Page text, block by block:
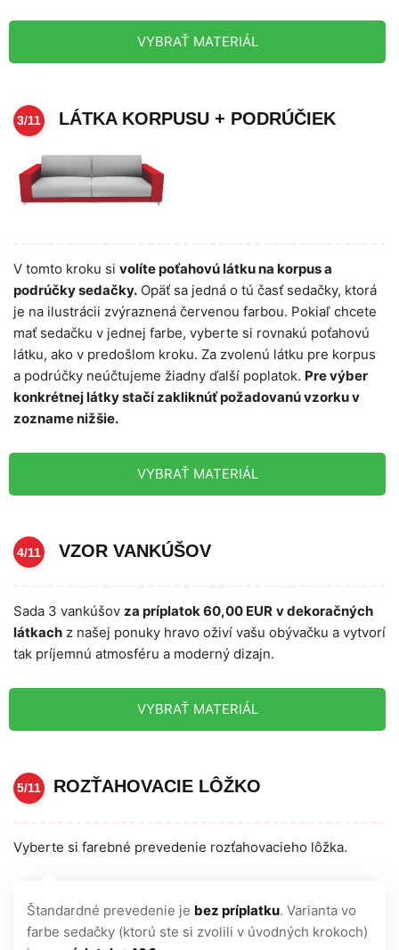
VYBRAŤ MATERIÁL
3/11 LÁTKA KORPUSU + PODRÚČIEK
V tomto kroku si volíte poťahovú látku na korpus a
podrúčky sedačky. Opäť sa jedná o tú časť sedačky, ktorá
je na ilustrácii zvýraznená červenou farbou. Pokiaľ chcete
mať sedačku v jednej farbe, vyberte si rovnakú poťahovú
látku, ako v predošlom kroku. Za zvolenú látku pre korpus
a podrúčky neúčtujeme žiadny ďalší poplatok. Pre výber
konkrétnej látky stačí zakliknúť požadovanú vzorku v
zozname nižšie.
VYBRAŤ MATERIÁL
4/11 VZOR VANKÚŠOV
Sada 3 vankúšov za príplatok 60,00 EUR v dekoračných
látkach z našej ponuky hravo oživí vašu obývačku a vytvorí
tak príjemnú atmosféru a moderný dizajn.
VYBRAŤ MATERIÁL
5/11 ROZŤAHOVACIE LÔŽKO
Vyberte si farebné prevedenie rozťahovacieho lôžka.
Štandardné prevedenie je bez príplatku. Varianta vo
farbe sedačky (ktorú ste si zvolili v úvodných krokoch)